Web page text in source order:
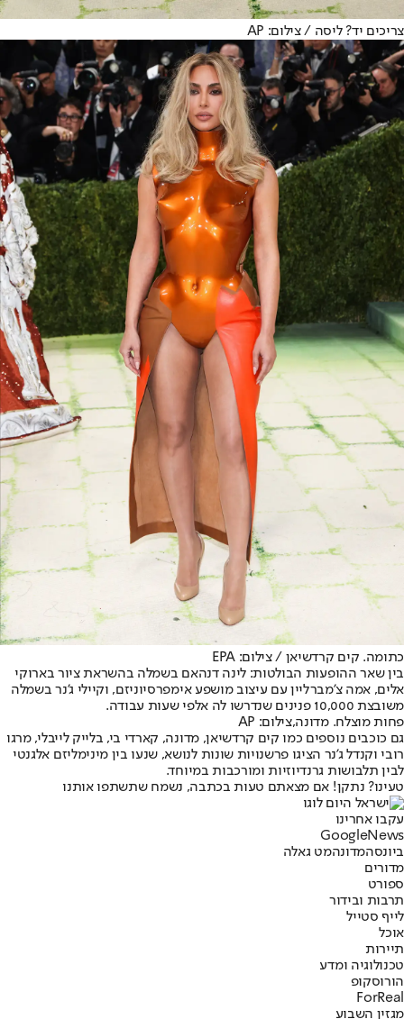
צריכים יד? ליסה / צילום: AP
כתומה. קים קרדשיאן / צילום: EPA
בין שאר ההופעות הבולטות: לינה דנהאם בשמלה בהשראת ציור בארוקי
אלים, אמה צ’מברליין עם עיצוב מושפע אימפרסיוניזם, וקיילי ג’נר בשמלה
משובצת 10,000 פנינים שנדרשו לה אלפי שעות עבודה.
פחות מוצלח. מדונה,צילום: AP
גם כוכבים נוספים כמו קים קרדשיאן, מדונה, קארדי בי, בלייק לייבלי, מרגו
רובי וקנדל ג’נר הציגו פרשנויות שונות לנושא, שנעו בין מינימליזם אלגנטי
לבין תלבושות גרנדיוזיות ומורכבות במיוחד.
טעינו? נתקן! אם מצאתם טעות בכתבה, נשמח שתשתפו אותנו
עקבו אחרינו
Googl eNews
ביונסהמדונהמט גאלה
מדורים
ספורט
תרבות ובידור
לייף סטייל
אוכל
תיירות
טכנולוגיה ומדע
הורוסקופ
ForReal
מגזין השבוע